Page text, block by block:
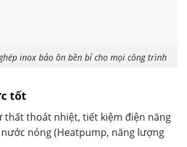
inox bảo ôn bền bỉ cho mọi công trình
tốt
thất thoát nhiệt, tiết kiệm điện năng
nóng (Heatpump, năng lượng